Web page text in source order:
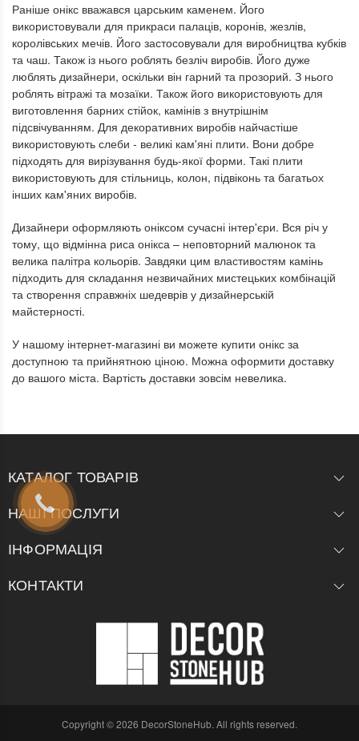
Раніше онікс вважався царським каменем. Його
використовували для прикраси палаців, коронів, жезлів,
королівських мечів. Його застосовували для виробництва кубків
та чаш. Також із нього роблять безліч виробів. Його дуже
люблять дизайнери, оскільки він гарний та прозорий. З нього
роблять вітражі та мозаїки. Також його використовують для
виготовлення барних стійок, камінів з внутрішнім
підсвічуванням. Для декоративних виробів найчастіше
використовують слеби - великі кам'яні плити. Вони добре
підходять для вирізування будь-якої форми. Такі плити
використовують для стільниць, колон, підвіконь та багатьох
інших кам'яних виробів.
Дизайнери оформляють оніксом сучасні інтер'єри. Вся річ у
тому, що відмінна риса онікса – неповторний малюнок та
велика палітра кольорів. Завдяки цим властивостям камінь
підходить для складання незвичайних мистецьких комбінацій
та створення справжніх шедеврів у дизайнерській
майстерності.
У нашому інтернет-магазині ви можете купити онікс за
доступною та прийнятною ціною. Можна оформити доставку
до вашого міста. Вартість доставки зовсім невелика.
КАТАЛОГ ТОВАРІВ
НАШІ ПОСЛУГИ
ІНФОРМАЦІЯ
КОНТАКТИ
Copyright © 2026 DecorStoneHub. All rights reserved.